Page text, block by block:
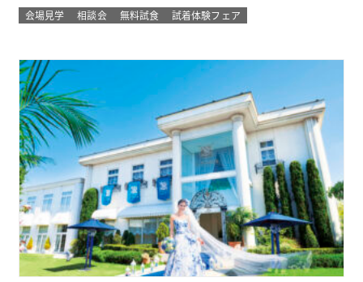
い方！ 結婚式のイメージが決まってない方！にもおすすめな
ツアーです☆ 自然の中でアットホームに、空の雰囲気を感じ
チャンス！！ このフェ…
会場見学 相談会 無料試食 試着体験フェア